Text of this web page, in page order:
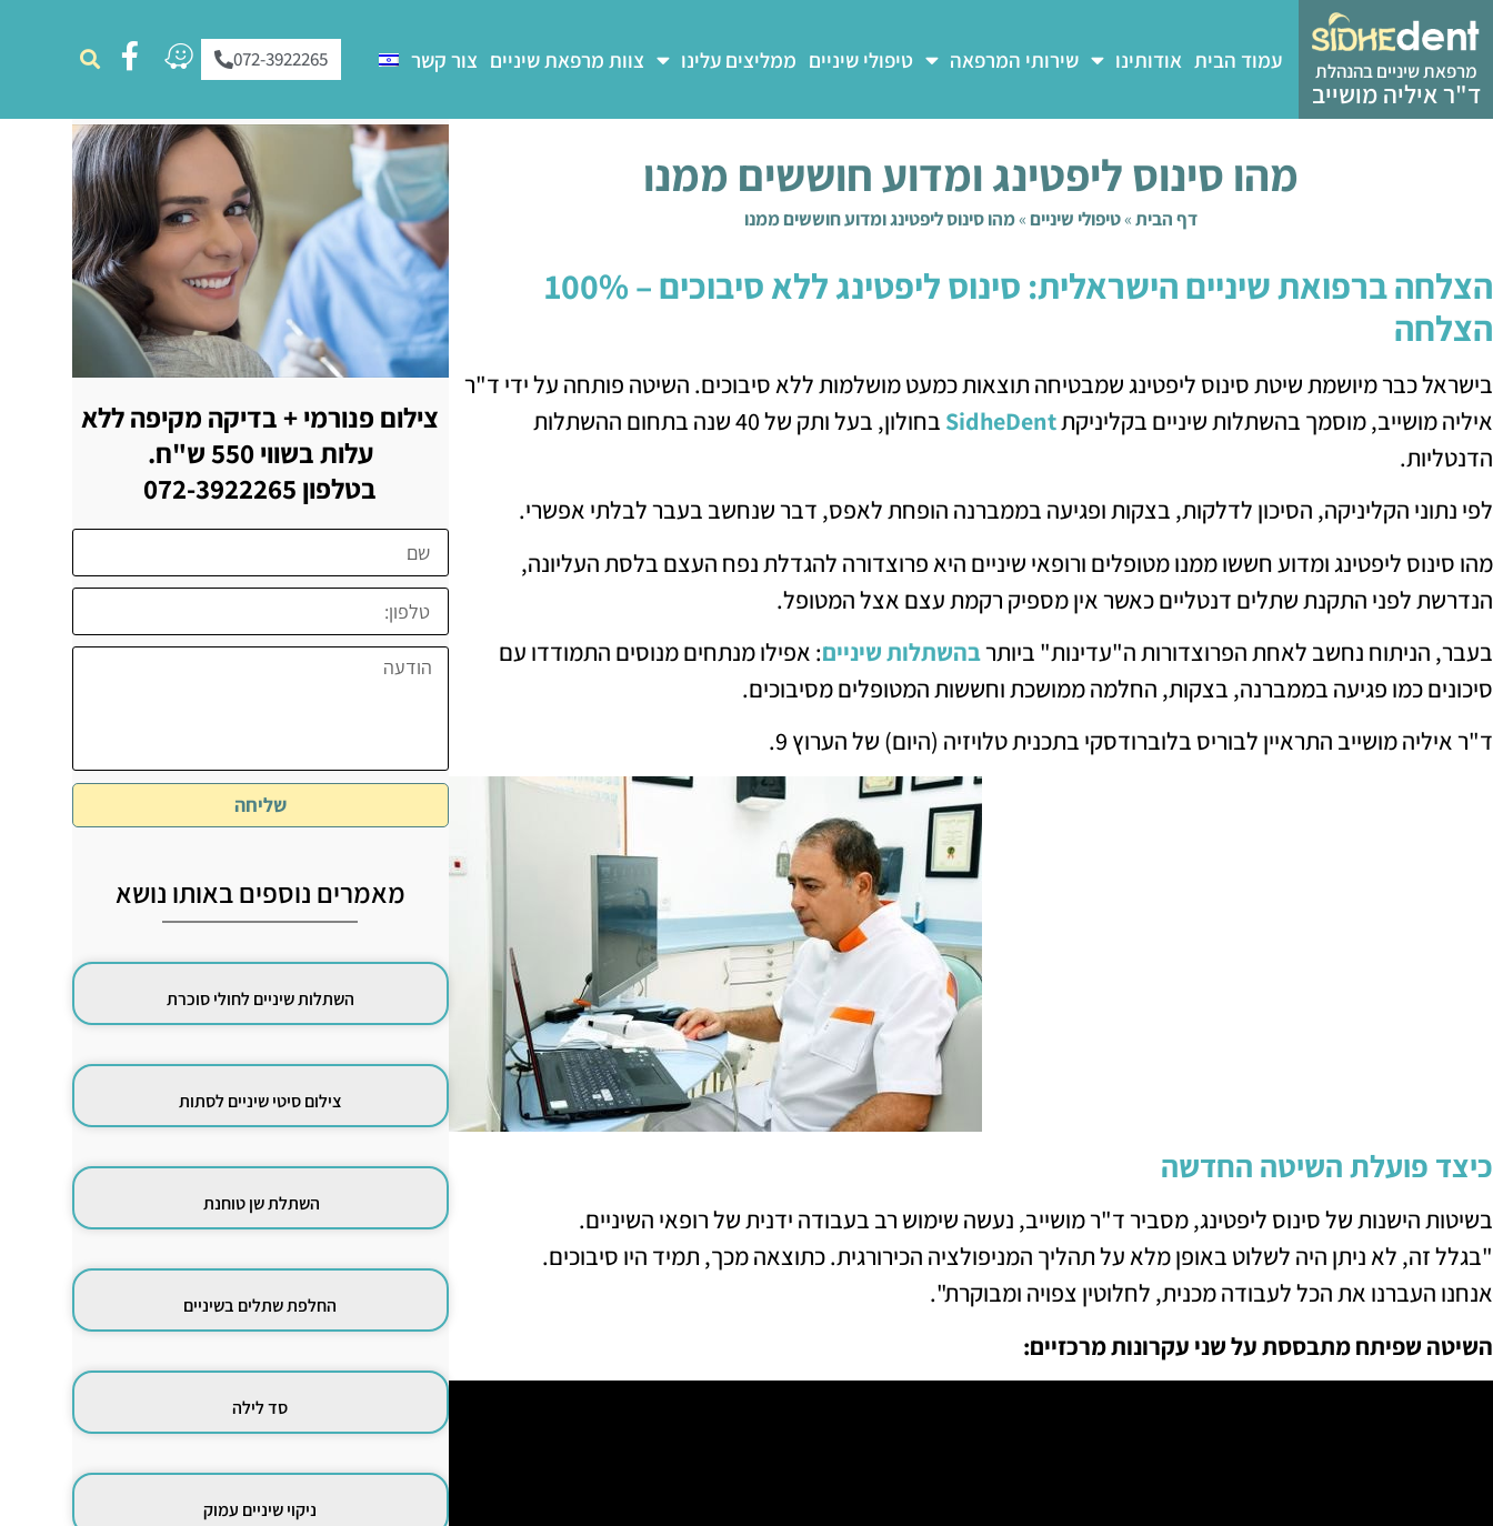
מרפאת שיניים בהנהלת
ד"ר איליה מושייב
עמוד הבית אודותינו שירותי המרפאה טיפולי שיניים ממליצים עלינו צוות מרפאת שיניים צור קשר 072-3922265
מהו סינוס ליפטינג ומדוע חוששים ממנו
דף הבית»טיפולי שיניים »מהו סינוס ליפטינג ומדוע חוששים ממנו
הצלחה ברפואת שיניים הישראלית: סינוס ליפטינג ללא סיבוכים – 100%
הצלחה
בישראל כבר מיושמת שיטת סינוס ליפטינג שמבטיחה תוצאות כמעט מושלמות ללא סיבוכים. השיטה פותחה על ידי ד"ר
איליה מושייב, מוסמך בהשתלות שיניים בקליניקתSidheDent
בחולון, בעל ותק של 40 שנה בתחום ההשתלות
הדנטליות.
לפי נתוני הקליניקה, הסיכון לדלקות, בצקות ופגיעה בממברנה הופחת לאפס, דבר שנחשב בעבר לבלתי אפשרי.
מהו סינוס ליפטינג ומדוע חששו ממנו מטופלים ורופאי שיניים היא פרוצדורה להגדלת נפח העצם בלסת העליונה,
הנדרשת לפני התקנת שתלים דנטליים כאשר אין מספיק רקמת עצם אצל המטופל.
בעבר, הניתוח נחשב לאחת הפרוצדורות ה"עדינות" ביותרבהשתלות שיניים: אפילו מנתחים מנוסים התמודדו עם
סיכונים כמו פגיעה בממברנה, בצקות, החלמה ממושכת וחששות המטופלים מסיבוכים.
ד"ר איליה מושייב התראיין לבוריס בלוברודסקי בתכנית טלויזיה (היום) של הערוץ 9.
כיצד פועלת השיטה החדשה
בשיטות הישנות של סינוס ליפטינג, מסביר ד"ר מושייב, נעשה שימוש רב בעבודה ידנית של רופאי השיניים.
"בגלל זה, לא ניתן היה לשלוט באופן מלא על תהליך המניפולציה הכירורגית. כתוצאה מכך, תמיד היו סיבוכים.
אנחנו העברנו את הכל לעבודה מכנית, לחלוטין צפויה ומבוקרת".
השיטה שפיתח מתבססת על שני עקרונות מרכזיים:
צילום פנורמי + בדיקה מקיפה ללא
עלות בשווי 550 ש"ח.
בטלפון 072-3922265
שליחה
מאמרים נוספים באותו נושא
השתלות שיניים לחולי סוכרת
צילום סיטי שיניים לסתות
השתלת שן טוחנת
החלפת שתלים בשיניים
סד לילה
ניקוי שיניים עמוק